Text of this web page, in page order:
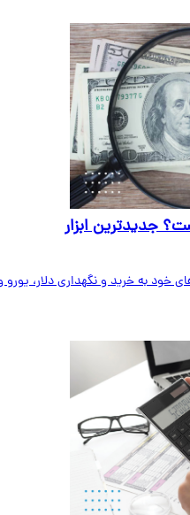
ابزار
به خرید و نگهداری دلار، یورو و